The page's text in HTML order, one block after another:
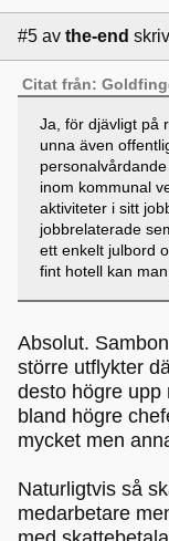
#5 av the-end
Citat från:
Ja, för djävligt på
unna även
inom kommunal
aktiviteter i sitt
jobbrelaterade
ett enkelt julbord
fint hotell kan
Absolut.
större utflykter
desto högre upp
bland högre
mycket men
Naturligtvis så
medarbetare